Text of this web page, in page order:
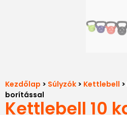
Kezdőlap > Súlyzók > Kettlebell
borítással
Kettlebell 10